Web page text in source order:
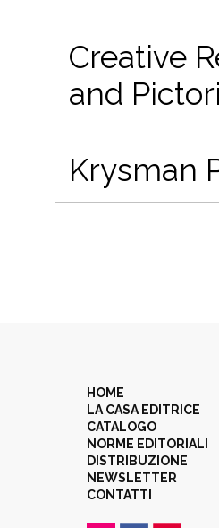
Creative
and
Krysman
HOME
LA CASA EDITRICE
CATALOGO
NORME EDITORIALI
DISTRIBUZIONE
NEWSLETTER
CONTATTI